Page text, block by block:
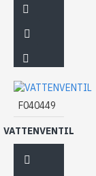
F040449
VATTENVENTIL